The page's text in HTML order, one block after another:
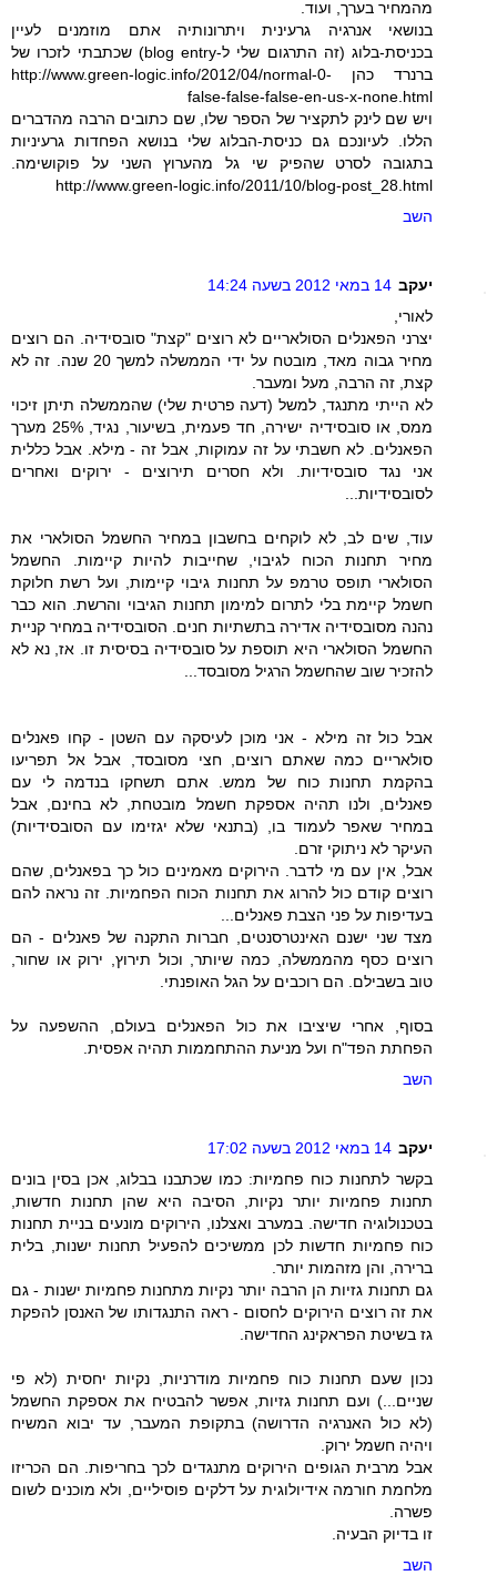
מהמחיר בערך, ועוד.
בנושאי אנרגיה גרעינית ויתרונותיה אתם מוזמנים לעיין
בכניסת-בלוג (זה התרגום שלי ל-blog entry) שכתבתי לזכרו של
ברנרד כהן http://www.green-logic.info/2012/04/normal-0-
false-false-false-en-us-x-none.html
ויש שם לינק לתקציר של הספר שלו, שם כתובים הרבה מהדברים
הללו. לעיונכם גם כניסת-הבלוג שלי בנושא הפחדות גרעיניות
בתגובה לסרט שהפיק שי גל מהערוץ השני על פוקושימה.
http://www.green-logic.info/2011/10/blog-post_28.html
השב
יעקב 14 במאי 2012 בשעה 14:24
לאורי,
יצרני הפאנלים הסולאריים לא רוצים "קצת" סובסידיה. הם רוצים
מחיר גבוה מאד, מובטח על ידי הממשלה למשך 20 שנה. זה לא
קצת, זה הרבה, מעל ומעבר.
לא הייתי מתנגד, למשל (דעה פרטית שלי) שהממשלה תיתן זיכוי
ממס, או סובסידיה ישירה, חד פעמית, בשיעור, נגיד, 25% מערך
הפאנלים. לא חשבתי על זה עמוקות, אבל זה - מילא. אבל כללית
אני נגד סובסידיות. ולא חסרים תירוצים - ירוקים ואחרים
לסובסידיות...
עוד, שים לב, לא לוקחים בחשבון במחיר החשמל הסולארי את
מחיר תחנות הכוח לגיבוי, שחייבות להיות קיימות. החשמל
הסולארי תופס טרמפ על תחנות גיבוי קיימות, ועל רשת חלוקת
חשמל קיימת בלי לתרום למימון תחנות הגיבוי והרשת. הוא כבר
נהנה מסובסידיה אדירה בתשתיות חנים. הסובסידיה במחיר קניית
החשמל הסולארי היא תוספת על סובסידיה בסיסית זו. אז, נא לא
להזכיר שוב שהחשמל הרגיל מסובסד...
אבל כול זה מילא - אני מוכן לעיסקה עם השטן - קחו פאנלים
סולאריים כמה שאתם רוצים, חצי מסובסד, אבל אל תפריעו
בהקמת תחנות כוח של ממש. אתם תשחקו בנדמה לי עם
פאנלים, ולנו תהיה אספקת חשמל מובטחת, לא בחינם, אבל
במחיר שאפר לעמוד בו, (בתנאי שלא יגזימו עם הסובסידיות)
העיקר לא ניתוקי זרם.
אבל, אין עם מי לדבר. הירוקים מאמינים כול כך בפאנלים, שהם
רוצים קודם כול להרוג את תחנות הכוח הפחמיות. זה נראה להם
בעדיפות על פני הצבת פאנלים...
מצד שני ישנם האינטרסנטים, חברות התקנה של פאנלים - הם
רוצים כסף מהממשלה, כמה שיותר, וכול תירוץ, ירוק או שחור,
טוב בשבילם. הם רוכבים על הגל האופנתי.
בסוף, אחרי שיציבו את כול הפאנלים בעולם, ההשפעה על
הפחתת הפד"ח ועל מניעת ההתחממות תהיה אפסית.
השב
יעקב 14 במאי 2012 בשעה 17:02
בקשר לתחנות כוח פחמיות: כמו שכתבנו בבלוג, אכן בסין בונים
תחנות פחמיות יותר נקיות, הסיבה היא שהן תחנות חדשות,
בטכנולוגיה חדישה. במערב ואצלנו, הירוקים מונעים בניית תחנות
כוח פחמיות חדשות לכן ממשיכים להפעיל תחנות ישנות, בלית
ברירה, והן מזהמות יותר.
גם תחנות גזיות הן הרבה יותר נקיות מתחנות פחמיות ישנות - גם
את זה רוצים הירוקים לחסום - ראה התנגדותו של האנסן להפקת
גז בשיטת הפראקינג החדישה.
נכון שעם תחנות כוח פחמיות מודרניות, נקיות יחסית (לא פי
שניים...) ועם תחנות גזיות, אפשר להבטיח את אספקת החשמל
(לא כול האנרגיה הדרושה) בתקופת המעבר, עד יבוא המשיח
ויהיה חשמל ירוק.
אבל מרבית הגופים הירוקים מתנגדים לכך בחריפות. הם הכריזו
מלחמת חורמה אידיולוגית על דלקים פוסיליים, ולא מוכנים לשום
פשרה.
זו בדיוק הבעיה.
השב